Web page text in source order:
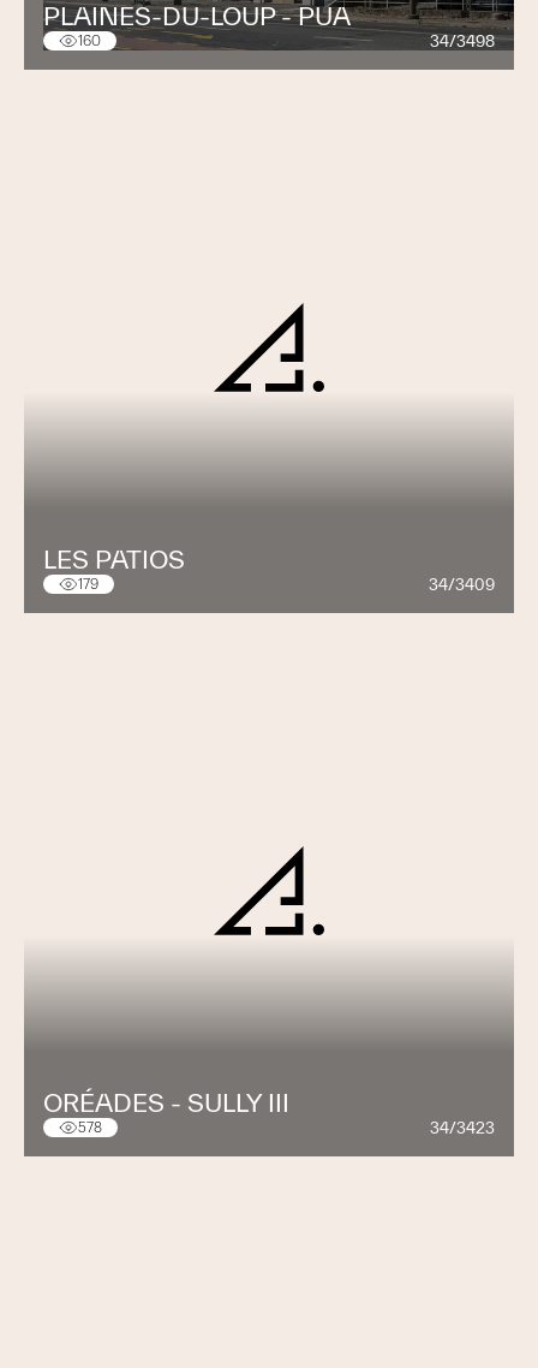
PLAINES-DU-LOUP - PUA
160 34/3498
LES PATIOS
179 34/3409
ORÉADES - SULLY III
578 34/3423